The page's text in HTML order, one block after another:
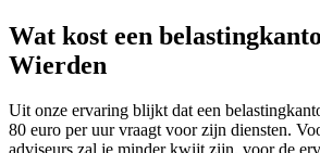
Wat kost een
Wierden
Uit onze ervaring blijkt dat een
80 euro per uur vraagt voor zijn diensten.